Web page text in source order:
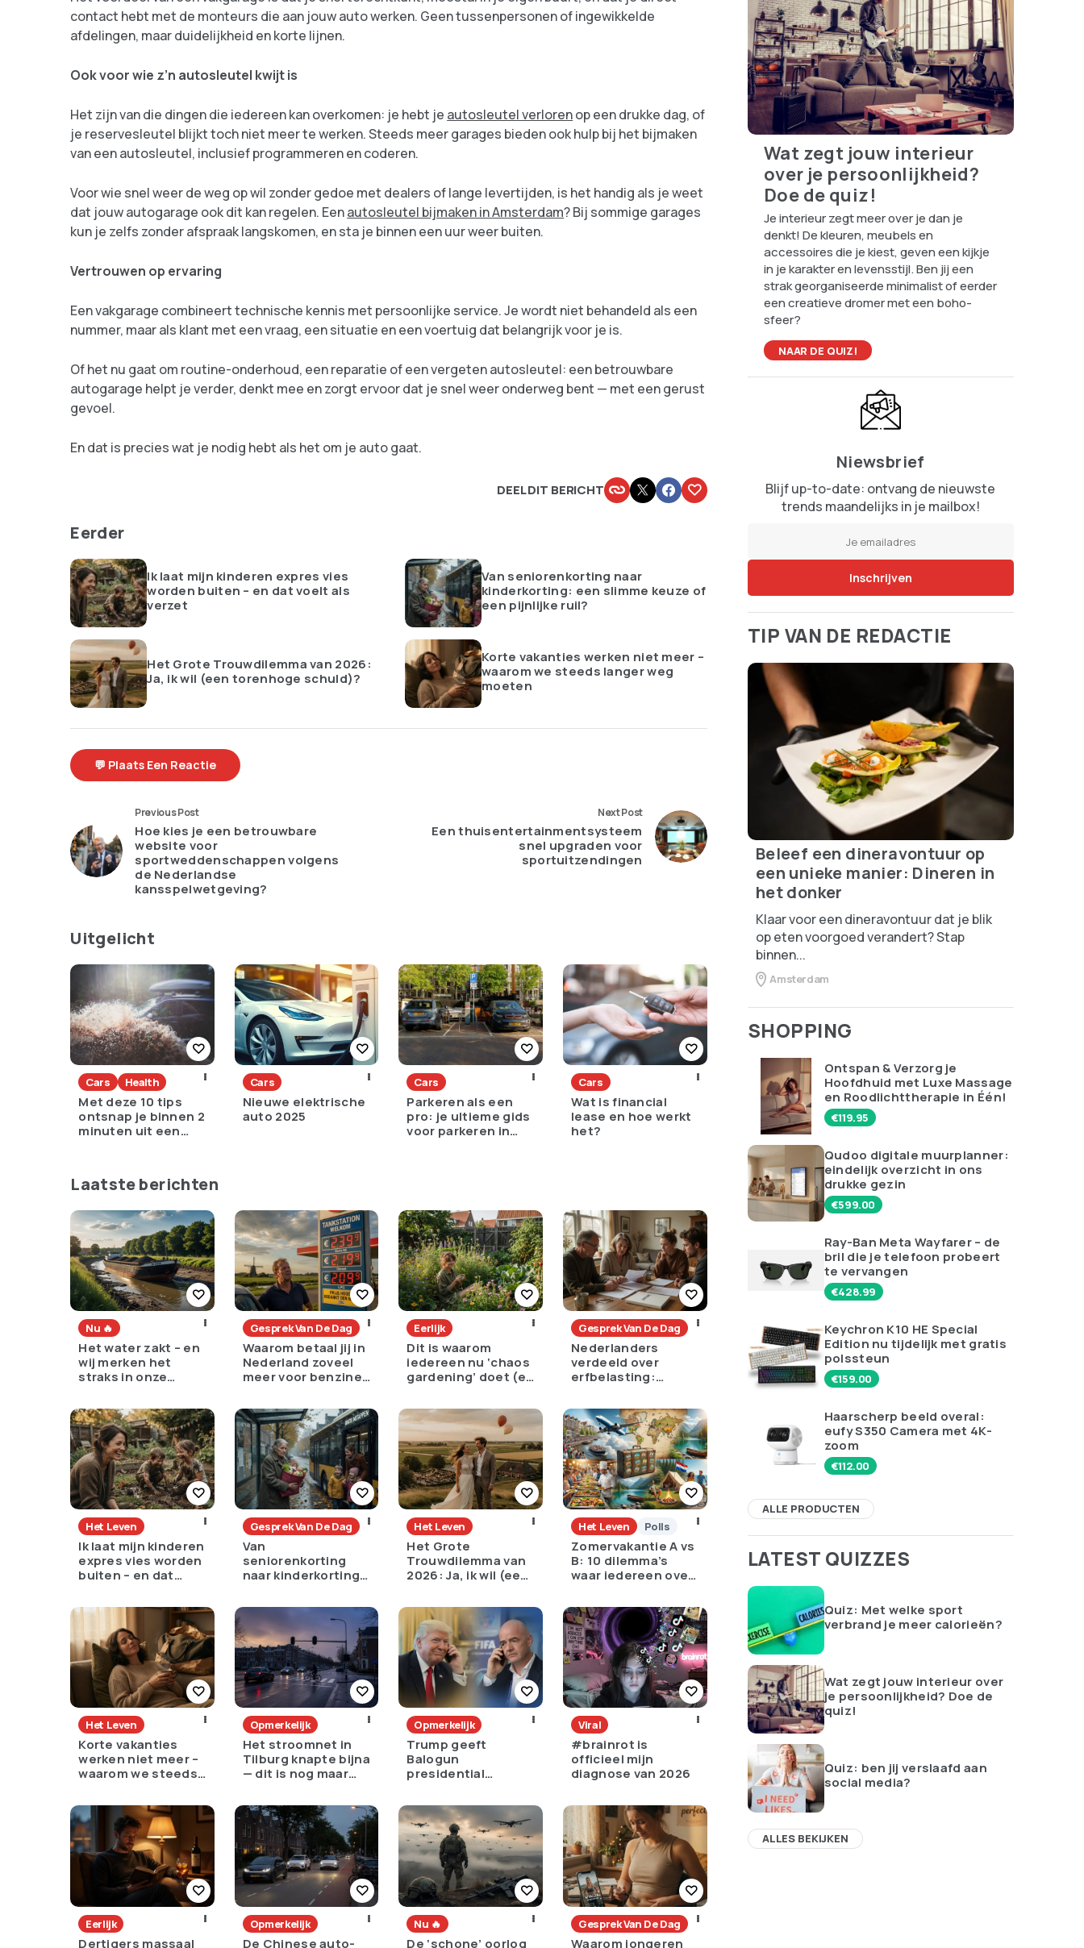
contact hebt met de monteurs die aan jouw auto werken. Geen tussenpersonen of ingewikkelde
afdelingen, maar duidelijkheid en korte lijnen.
Ook voor wie z’n autosleutel kwijt is
Het zijn van die dingen die iedereen kan overkomen: je hebt je autosleutel verlorenop een drukke dag, of
je reservesleutel blijkt toch niet meer te werken. Steeds meer garages bieden ook hulp bij het bijmaken
van een autosleutel, inclusief programmeren en coderen.
Voor wie snel weer de weg op wil zonder gedoe met dealers of lange levertijden, is het handig als je weet
dat jouw autogarage ook dit kan regelen. Eenautosleutel bijmaken in Amsterdam? Bij sommige garages
kun je zelfs zonder afspraak langskomen, en sta je binnen een uur weer buiten.
Vertrouwen op ervaring
Een vakgarage combineert technische kennis met persoonlijke service. Je wordt niet behandeld als een
nummer, maar als klant met een vraag, een situatie en een voertuig dat belangrijk voor je is.
Of het nu gaat om routine-onderhoud, een reparatie of een vergeten autosleutel: een betrouwbare
autogarage helpt je verder, denkt mee en zorgt ervoor dat je snel weer onderweg bent — met een gerust
gevoel.
En dat is precies wat je nodig hebt als het om je auto gaat.
DEEL DIT BERICHT
Eerder
Ik laat mijn kinderen expres vies
worden buiten – en dat voelt als
verzet
Van seniorenkorting naar
kinderkorting: een slimme keuze of
een pijnlijke ruil?
Het Grote Trouwdilemma van 2026:
Ja, ik wil (een torenhoge schuld)?
Korte vakanties werken niet meer –
waarom we steeds langer weg
moeten
💬 Plaats Een Reactie
Previous Post
Hoe kies je een betrouwbare
website voor
sportweddenschappen volgens
de Nederlandse
kansspelwetgeving?
Next Post
Een thuisentertainmentsysteem
snel upgraden voor
sportuitzendingen
Uitgelicht
Cars Health
Met deze 10 tips
ontsnap je binnen 2
minuten uit een
Cars
Nieuwe elektrische
auto 2025
Cars
Parkeren als een
pro: je ultieme gids
voor parkeren in
Cars
Wat is financial
lease en hoe werkt
het?
Laatste berichten
Nu 🔥
Het water zakt – en
wij merken het
straks in onze
Gesprek Van De Dag
Waarom betaal jij in
Nederland zoveel
meer voor benzine
Europa?
Eerlijk
Dit is waarom
iedereen nu ‘chaos
gardening’ doet (en
Gesprek Van De Dag
Nederlanders
verdeeld over
erfbelasting:
ongelijkheid of
oneerlijk?
Het Leven
Ik laat mijn kinderen
expres vies worden
buiten – en dat
Gesprek Van De Dag
Van
seniorenkorting
naar kinderkorting:
of een pijnlijke ruil?
Het Leven
Het Grote
Trouwdilemma van
2026: Ja, ik wil (een
schuld)?
Het Leven Polls
Zomervakantie A vs
B: 10 dilemma’s
waar iedereen over
Het Leven
Korte vakanties
werken niet meer –
waarom we steeds
Opmerkelijk
Het stroomnet in
Tilburg knapte bijna
— dit is nog maar
Opmerkelijk
Trump geeft
Balogun
presidential
kaart
Viral
#brainrot is
officieel mijn
diagnose van 2026
Eerlijk
Dertigers massaal
Opmerkelijk
De Chinese auto-
Nu 🔥
De ‘schone’ oorlog
Gesprek Van De Dag
Waarom jongeren
Wat zegt jouw interieur
over je persoonlijkheid?
Doe de quiz!
Je interieur zegt meer over je dan je
denkt! De kleuren, meubels en
accessoires die je kiest, geven een kijkje
in je karakter en levensstijl. Ben jij een
strak georganiseerde minimalist of eerder
een creatieve dromer met een boho-
sfeer?
NAAR DE QUIZ!
Niewsbrief
Blijf up-to-date: ontvang de nieuwste
trends maandelijks in je mailbox!
TIP VAN DE REDACTIE
Beleef een dineravontuur op
een unieke manier: Dineren in
het donker
Klaar voor een dineravontuur dat je blik
op eten voorgoed verandert? Stap
binnen...
Amsterdam
SHOPPING
Ontspan & Verzorg je
Hoofdhuid met Luxe Massage
en Roodlichttherapie in Één!
€119.95
Qudoo digitale muurplanner:
eindelijk overzicht in ons
drukke gezin
€599.00
Ray-Ban Meta Wayfarer – de
bril die je telefoon probeert
te vervangen
€428.99
Keychron K10 HE Special
Edition nu tijdelijk met gratis
polssteun
€159.00
Haarscherp beeld overal:
eufy S350 Camera met 4K-
zoom
€112.00
ALLE PRODUCTEN
LATEST QUIZZES
Quiz: Met welke sport
verbrand je meer calorieën?
Wat zegt jouw interieur over
je persoonlijkheid? Doe de
quiz!
Quiz: ben jij verslaafd aan
social media?
ALLES BEKIJKEN